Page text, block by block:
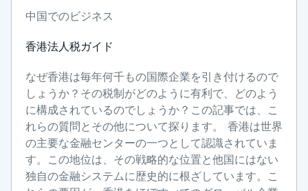
中国でのビジネス
香港法人税ガイド
なぜ香港は毎年何千もの国際企業を引き付けるので
しょうか？その税制がどのように有利で、どのよう
に構成されているのでしょうか？この記事では、こ
れらの質問とその他について探ります。 香港は世界
の主要な金融センターの一つとして認識されていま
す。この地位は、その戦略的な位置と他国にはない
独自の金融システムに歴史的に根ざしています。こ